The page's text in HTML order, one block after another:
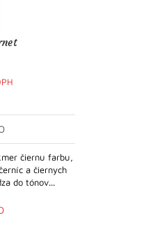
čiernu farbu,
a čiernych
do tónov...